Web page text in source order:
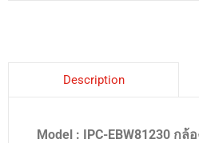
Description
Model : IPC-EBW81230 กล้